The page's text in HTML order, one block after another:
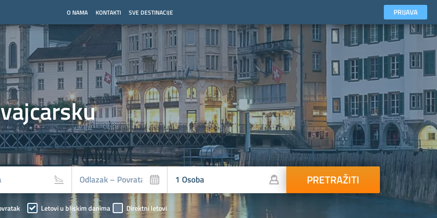
O NAMA KONTAKTI SVE DESTINACIJE PRIJAVA
PRETRAŽITI
Letovi u bliskim danima Direktni letovi